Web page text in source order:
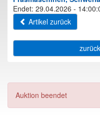
Endet: 29.04.2026 -
Artikel zurück
Auktion beendet